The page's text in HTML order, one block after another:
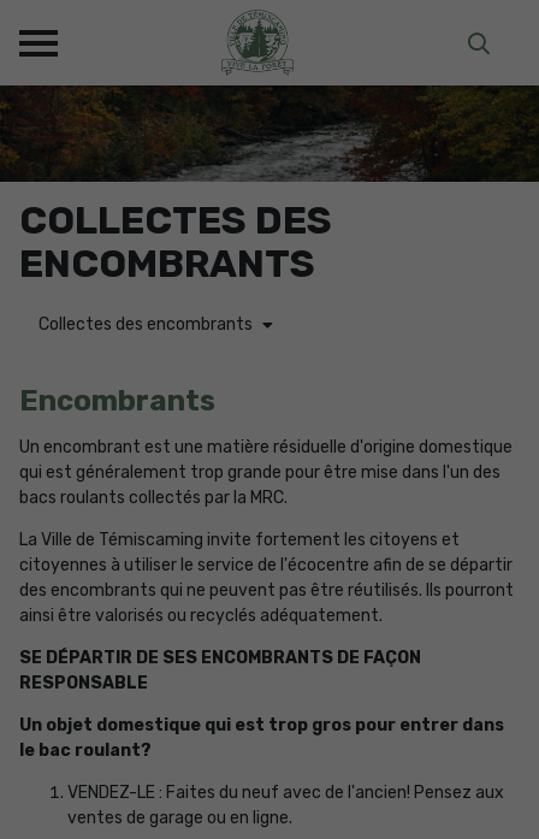
COLLECTES DES
ENCOMBRANTS
Collectes des encombrants
Encombrants
Un encombrant est une matière résiduelle d'origine domestique
qui est généralement trop grande pour être mise dans l'un des
bacs roulants collectés par la MRC.
La Ville de Témiscaming invite fortement les citoyens et
citoyennes à utiliser le service de l'écocentre afin de se départir
des encombrants qui ne peuvent pas être réutilisés. Ils pourront
ainsi être valorisés ou recyclés adéquatement.
SE DÉPARTIR DE SES ENCOMBRANTS DE FAÇON
RESPONSABLE
Un objet domestique qui est trop gros pour entrer dans
le bac roulant?
VENDEZ-LE : Faites du neuf avec de l'ancien! Pensez aux
ventes de garage ou en ligne.